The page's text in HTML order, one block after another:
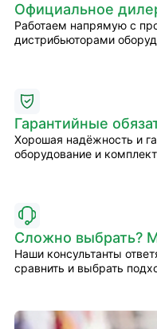
Официальное
Работаем напрямую с
дистрибьюторами
Гарантийные
Хорошая надёжность и
оборудование и
Сложно выбрать?
Наши консультанты
сравнить и выбрать